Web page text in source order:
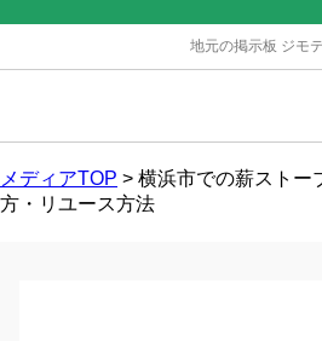
地元の掲示板 ジモ
メディアTOP > 横浜市での薪ストー
方・リユース方法